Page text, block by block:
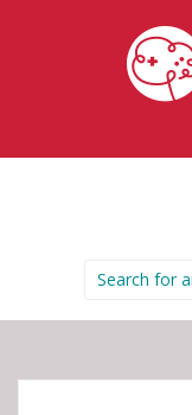
Search for: